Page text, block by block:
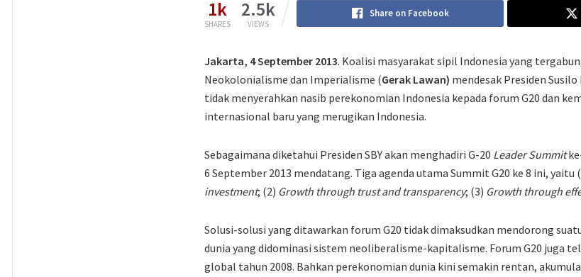
1k
SHARES
2.5k
VIEWS
Share on Facebook
Jakarta, 4 September 2013. Koalisi masyarakat sipil Indonesia yang
Neokolonialisme dan Imperialisme (Gerak Lawan) mendesak Presiden
tidak menyerahkan nasib perekonomian Indonesia kepada forum G20 dan
internasional baru yang merugikan Indonesia.
Sebagaimana diketahui Presiden SBY akan menghadiri G-20 Leader Summit
6 September 2013 mendatang. Tiga agenda utama Summit G20 ke 8 ini, yaitu
investment; (2) Growth through trust and transparency; (3) Growth through
Solusi-solusi yang ditawarkan forum G20 tidak dimaksudkan mendorong
dunia yang didominasi sistem neoliberalisme-kapitalisme. Forum G20 juga
global tahun 2008. Bahkan perekonomian dunia kini semakin rentan,